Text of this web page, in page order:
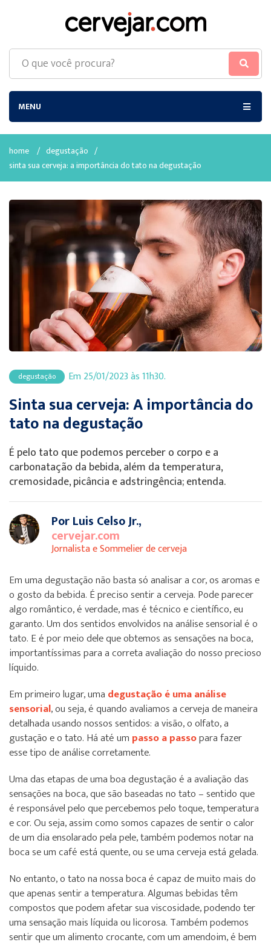
MENU
home / degustação /
sinta sua cerveja: a importância do tato na degustação
degustação Em 25/01/2023 às 11h30.
Sinta sua cerveja: A importância do
tato na degustação
É pelo tato que podemos perceber o corpo e a
carbonatação da bebida, além da temperatura,
cremosidade, picância e adstringência; entenda.
Por Luis Celso Jr.,
cervejar.com
Jornalista e Sommelier de cerveja
Em uma degustação não basta só analisar a cor, os aromas e
o gosto da bebida. É preciso sentir a cerveja. Pode parecer
algo romântico, é verdade, mas é técnico e científico, eu
garanto. Um dos sentidos envolvidos na análise sensorial é o
tato. E é por meio dele que obtemos as sensações na boca,
importantíssimas para a correta avaliação do nosso precioso
líquido.
Em primeiro lugar, uma degustação é uma análise
sensorial, ou seja, é quando avaliamos a cerveja de maneira
detalhada usando nossos sentidos: a visão, o olfato, a
gustação e o tato. Há até um passo a passopara fazer
esse tipo de análise corretamente.
Uma das etapas de uma boa degustação é a avaliação das
sensações na boca, que são baseadas no tato – sentido que
é responsável pelo que percebemos pelo toque, temperatura
e cor. Ou seja, assim como somos capazes de sentir o calor
de um dia ensolarado pela pele, também podemos notar na
boca se um café está quente, ou se uma cerveja está gelada.
No entanto, o tato na nossa boca é capaz de muito mais do
que apenas sentir a temperatura. Algumas bebidas têm
compostos que podem afetar sua viscosidade, podendo ter
uma sensação mais líquida ou licorosa. Também podemos
sentir que um alimento crocante, com um amendoim, é bem